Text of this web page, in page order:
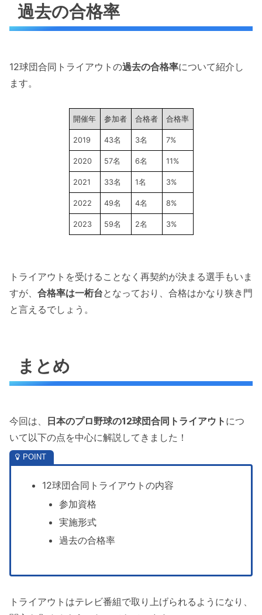
過去の合格率
12球団合同トライアウトの過去の合格率について紹介し
ます。
開催年 参加者 合格者 合格率
2019 43名 3名 7%
2020 57名 6名 11%
2021 33名 1名 3%
2022 49名 4名 8%
2023 59名 2名 3%
トライアウトを受けることなく再契約が決まる選手もいま
すが、 合格率は一桁台となっており、合格はかなり狭き門
と言えるでしょう。
まとめ
今回は、 日本のプロ野球の12球団合同トライアウト につ
いて以下の点を中心に解説してきました！
12球団合同トライアウトの内容
参加資格
実施形式
過去の合格率
トライアウトはテレビ番組で取り上げられるようになり、